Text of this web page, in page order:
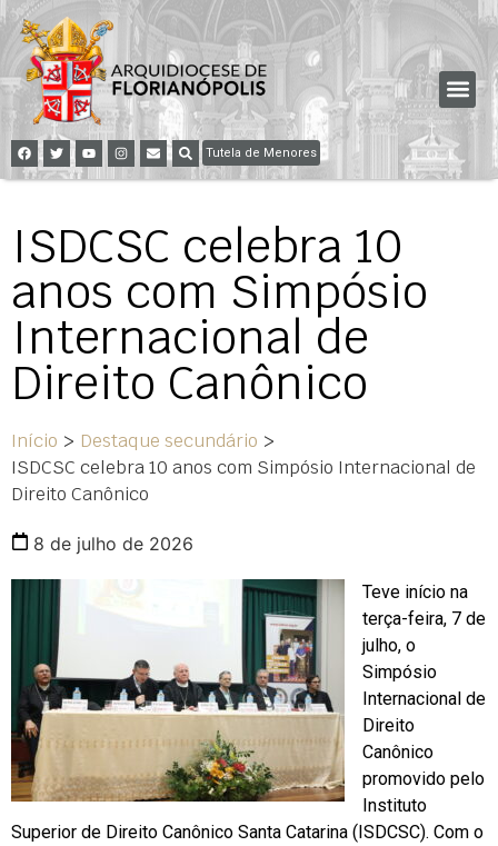
Tutela de Menores
ISDCSC celebra 10
anos com Simpósio
Internacional de
Direito Canônico
Início > Destaque secundário >
ISDCSC celebra 10 anos com Simpósio Internacional de
Direito Canônico
8 de julho de 2026
Teve início na
terça-feira, 7 de
julho, o
Simpósio
Internacional de
Direito
Canônico
promovido pelo
Instituto
Superior de Direito Canônico Santa Catarina (ISDCSC). Com o